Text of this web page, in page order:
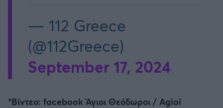
— 112 Greece
(@112Greece)
September 17, 2024
*Bίντεο: facebook Άγιοι Θεόδωροι / Agioi